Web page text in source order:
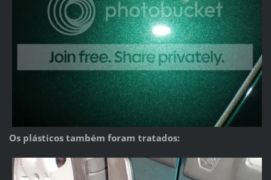
Os plásticos também foram tratados: